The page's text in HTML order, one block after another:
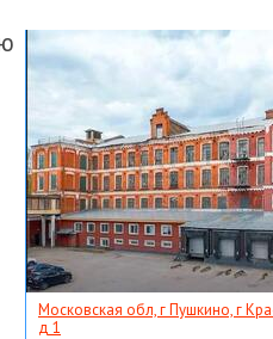
Московская обл, г Пушкино, г
д 1